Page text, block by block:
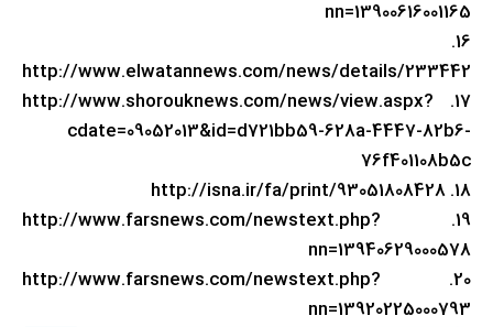
nn=13900616001165
16.
http://www.elwatannews.com/news/details/233442
17. http://www.shorouknews.com/news/view.aspx?
cdate=09052013&id=d721bb59-628a-4447-82b6-
76f401108b5c
18. http://isna.ir/fa/print/93051808428
19. http://www.farsnews.com/newstext.php?
nn=13940629000578
20. http://www.farsnews.com/newstext.php?
nn=13920225000793